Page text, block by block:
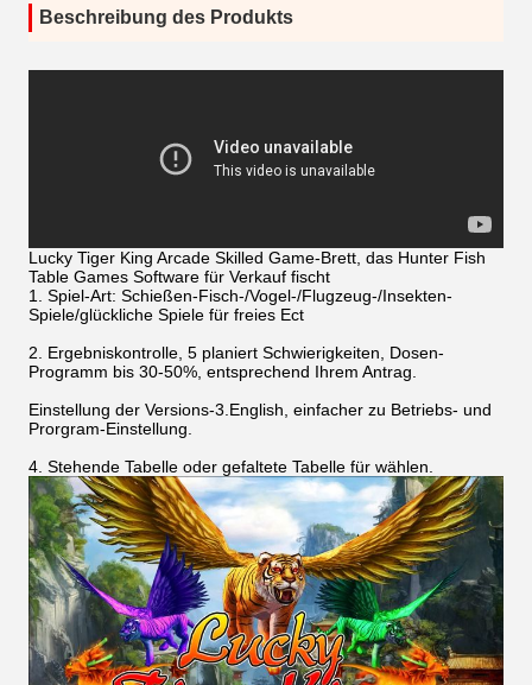
Beschreibung des Produkts
Lucky Tiger King Arcade Skilled Game-Brett, das Hunter Fish
Table Games Software für Verkauf fischt
1. Spiel-Art: Schießen-Fisch-/Vogel-/Flugzeug-/Insekten-
Spiele/glückliche Spiele für freies Ect
2. Ergebniskontrolle, 5 planiert Schwierigkeiten, Dosen-
Programm bis 30-50%, entsprechend Ihrem Antrag.
Einstellung der Versions-3.English, einfacher zu Betriebs- und
Prorgram-Einstellung.
4. Stehende Tabelle oder gefaltete Tabelle für wählen.